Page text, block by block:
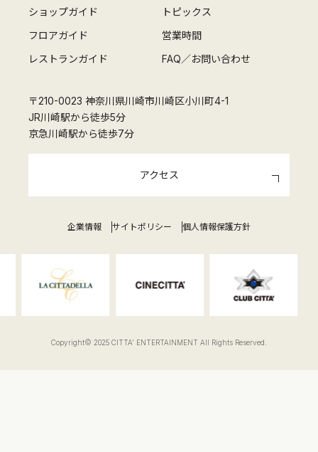
ショップガイド
トピックス
フロアガイド
営業時間
レストランガイド
FAQ／お問い合わせ
〒210-0023 神奈川県川崎市川崎区小川町4-1
JR川崎駅から徒歩5分
京急川崎駅から徒歩7分
アクセス
企業情報 サイトポリシー 個人情報保護方針
Copyright© 2025 CITTA' ENTERTAINMENT All Rights Reserved.